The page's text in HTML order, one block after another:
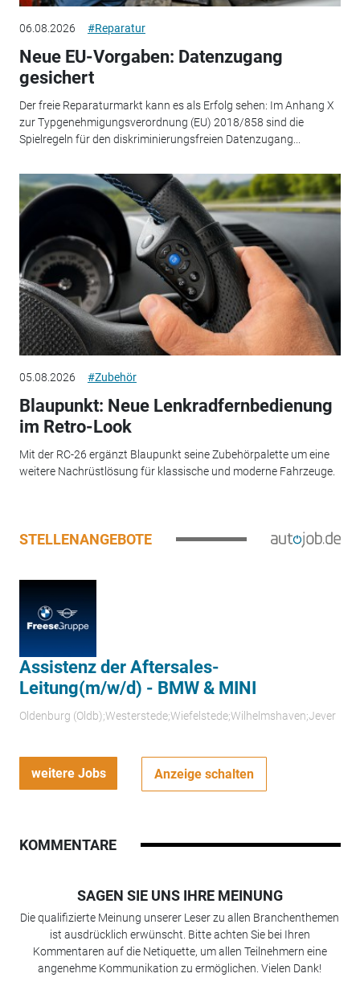
06.08.2026 #Reparatur
Neue EU-Vorgaben: Datenzugang
gesichert
Der freie Reparaturmarkt kann es als Erfolg sehen: Im Anhang X
zur Typgenehmigungsverordnung (EU) 2018/858 sind die
Spielregeln für den diskriminierungsfreien Datenzugang...
05.08.2026 #Zubehör
Blaupunkt: Neue Lenkradfernbedienung
im Retro-Look
Mit der RC-26 ergänzt Blaupunkt seine Zubehörpalette um eine
weitere Nachrüstlösung für klassische und moderne Fahrzeuge.
STELLENANGEBOTE
Assistenz der Aftersales-
Leitung(m/w/d) - BMW & MINI
Oldenburg (Oldb);Westerstede;Wiefelstede;Wilhelmshaven;Jever
weitere Jobs Anzeige schalten
KOMMENTARE
SAGEN SIE UNS IHRE MEINUNG
Die qualifizierte Meinung unserer Leser zu allen Branchenthemen
ist ausdrücklich erwünscht. Bitte achten Sie bei Ihren
Kommentaren auf die Netiquette, um allen Teilnehmern eine
angenehme Kommunikation zu ermöglichen. Vielen Dank!